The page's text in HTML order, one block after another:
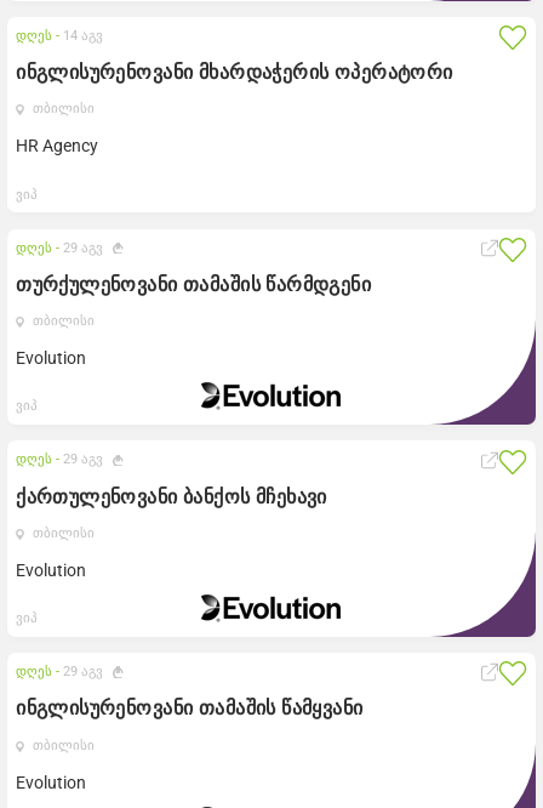
ინგლისურენოვანი მხარდაჭერის ოპერატორი
თბილისი
HR Agency
დღეს - 14 აგვ
ვიპ
თურქულენოვანი თამაშის წარმდგენი
თბილისი
Evolution
დღეს -29 აგვ
ვიპ
ქართულენოვანი ბანქოს მჩეხავი
თბილისი
Evolution
დღეს -29 აგვ
ვიპ
ინგლისურენოვანი თამაშის წამყვანი
თბილისი
Evolution
დღეს -29 აგვ